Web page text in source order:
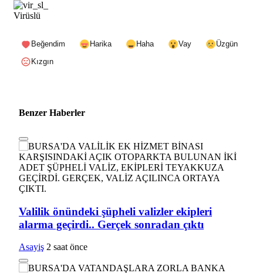
Virüslü
Beğendim Harika Haha Vay
Üzgün
Kızgın
Benzer Haberler
Valilik önündeki şüpheli valizler ekipleri
alarma geçirdi.. Gerçek sonradan çıktı
Asayiş 2 saat önce